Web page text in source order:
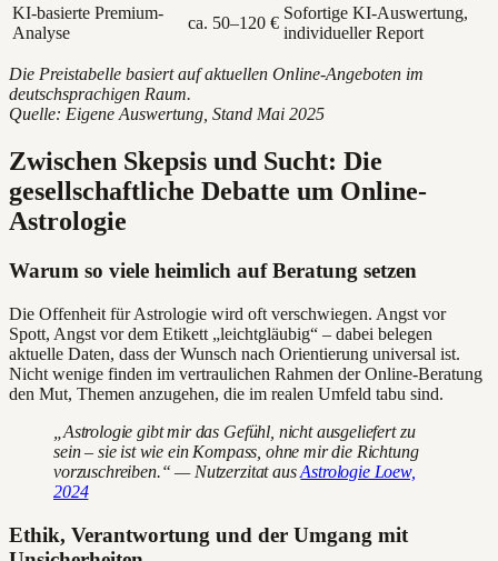
KI-basierte Premium-
Analyse
ca. 50–120 €
Sofortige KI-Auswertung,
individueller Report
Die Preistabelle basiert auf aktuellen Online-Angeboten im
deutschsprachigen Raum.
Quelle: Eigene Auswertung, Stand Mai 2025
Zwischen Skepsis und Sucht: Die
gesellschaftliche Debatte um Online-
Astrologie
Warum so viele heimlich auf Beratung setzen
Die Offenheit für Astrologie wird oft verschwiegen. Angst vor
Spott, Angst vor dem Etikett „leichtgläubig“ – dabei belegen
aktuelle Daten, dass der Wunsch nach Orientierung universal ist.
Nicht wenige finden im vertraulichen Rahmen der Online-Beratung
den Mut, Themen anzugehen, die im realen Umfeld tabu sind.
„Astrologie gibt mir das Gefühl, nicht ausgeliefert zu
sein – sie ist wie ein Kompass, ohne mir die Richtung
vorzuschreiben.“ — Nutzerzitat ausAstrologie Loew,
2024
Ethik, Verantwortung und der Umgang mit